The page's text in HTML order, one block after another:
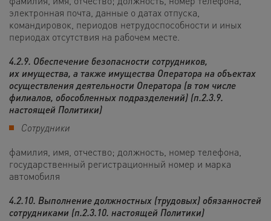
электронная почта, данные о датах отпуска,
командировок, периодов нетрудоспособности и иных
периодах отсутствия на рабочем месте.
4.2.9. Обеспечение безопасности сотрудников,
их имущества, а также имущества Оператора на объектах
осуществления деятельности Оператора (в том числе
филиалов, обособленных подразделений) (п.2.3.9.
настоящей Политики)
Сотрудники
фамилия, имя, отчество; должность, номер телефона,
государственный регистрационный номер и марка
автомобиля
4.2.10. Выполнение должностных (трудовых) обязанностей
сотрудниками (п.2.3.10. настоящей Политики)